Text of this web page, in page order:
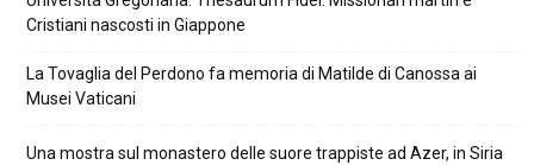
Cristiani nascosti in Giappone
La Tovaglia del Perdono fa memoria di Matilde di Canossa ai
Musei Vaticani
Una mostra sul monastero delle suore trappiste ad Azer, in Siria